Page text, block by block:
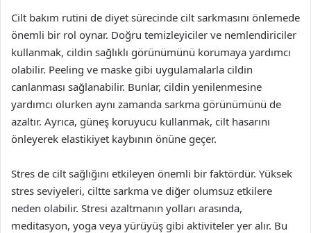
Cilt bakım rutini de diyet sürecinde cilt sarkmasını önlemede
önemli bir rol oynar. Doğru temizleyiciler ve nemlendiriciler
kullanmak, cildin sağlıklı görünümünü korumaya yardımcı
olabilir. Peeling ve maske gibi uygulamalarla cildin
canlanması sağlanabilir. Bunlar, cildin yenilenmesine
yardımcı olurken aynı zamanda sarkma görünümünü de
azaltır. Ayrıca, güneş koruyucu kullanmak, cilt hasarını
önleyerek elastikiyet kaybının önüne geçer.
Stres de cilt sağlığını etkileyen önemli bir faktördür. Yüksek
stres seviyeleri, ciltte sarkma ve diğer olumsuz etkilere
neden olabilir. Stresi azaltmanın yolları arasında,
meditasyon, yoga veya yürüyüş gibi aktiviteler yer alır. Bu